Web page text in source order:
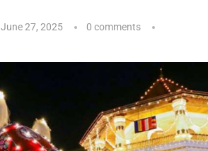
June 27, 2025
0 comments